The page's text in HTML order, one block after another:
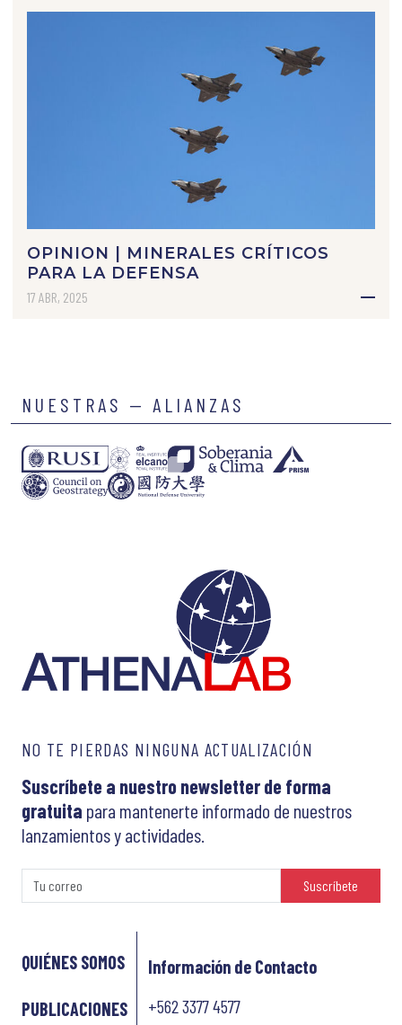
OPINION | MINERALES CRÍTICOS
PARA LA DEFENSA
17 ABR, 2025
NUESTRAS — ALIANZAS
NO TE PIERDAS NINGUNA ACTUALIZACIÓN
Suscríbete a nuestro newsletter de forma
gratuita para mantenerte informado de nuestros
lanzamientos y actividades.
Suscríbete
QUIÉNES SOMOS
PUBLICACIONES
Información de Contacto
+562 3377 4577